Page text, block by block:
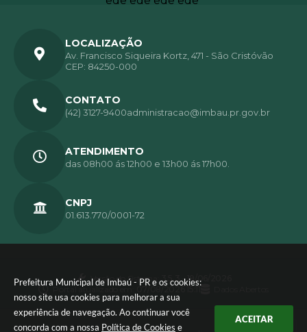
Prefeitura Municipal de Imbaú - PR e os cookies:
nosso site usa cookies para melhorar a sua
experiência de navegação. Ao continuar você
concorda com a nossa Política de Cookies e
ACEITAR
LOCALIZAÇÃO
Av. Francisco Siqueira Kortz, 471 - São Cristóvão
CEP: 84250-000
CONTATO
(42) 3127-9400administracao@imbau.pr.gov.br
ATENDIMENTO
das 08h00 ás 12h00 e 13h00 ás 17h00.
CNPJ
01.613.770/0001-72
Versão do Sistema:
3.5.3 - 19/06/2026
Portal atualizado em: